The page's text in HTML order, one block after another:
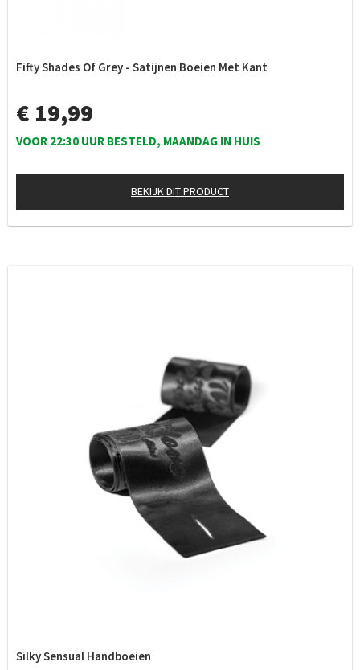
Fifty Shades Of Grey - Satijnen Boeien Met Kant
€ 19,99
VOOR 22:30 UUR BESTELD, MAANDAG IN HUIS
BEKIJK DIT PRODUCT
Silky Sensual Handboeien